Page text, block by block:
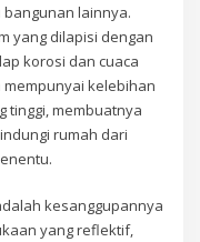
lainnya.
yang dilapisi dengan
korosi dan cuaca
mempunyai kelebihan
tinggi, membuatnya
rumah dari
kesanggupannya
yang reflektif,